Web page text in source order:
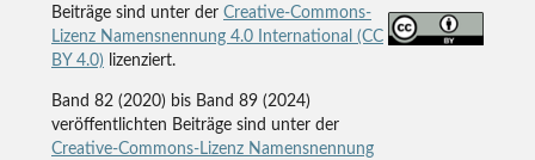
Beiträge sind unter der Creative-Commons-
Lizenz Namensnennung 4.0 International (CC
BY 4.0) lizenziert.
Band 82 (2020) bis Band 89 (2024)
veröffentlichten Beiträge sind unter der
Creative-Commons-Lizenz Namensnennung